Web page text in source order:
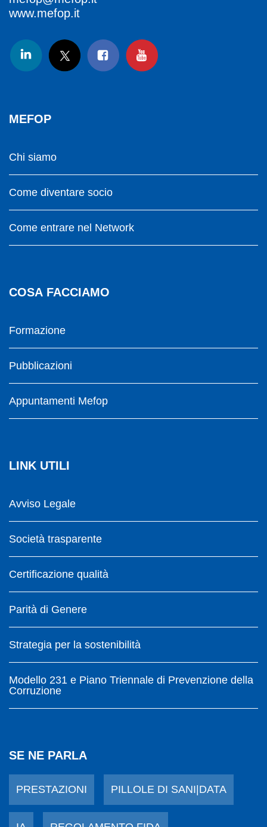
www.mefop.it
MEFOP
Chi siamo
Come diventare socio
Come entrare nel Network
COSA FACCIAMO
Formazione
Pubblicazioni
Appuntamenti Mefop
LINK UTILI
Avviso Legale
Società trasparente
Certificazione qualità
Parità di Genere
Strategia per la sostenibilità
Modello 231 e Piano Triennale di Prevenzione della
Corruzione
SE NE PARLA
PRESTAZIONI PILLOLE DI SANI|DATA